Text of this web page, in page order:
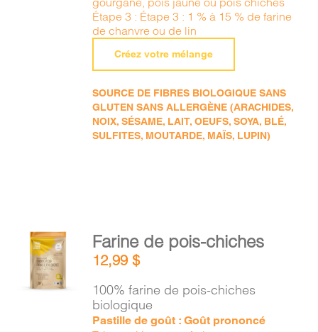
Étape 3 : Étape 3 : 1 % à 15 % de farine
de chanvre ou de lin
Créez votre mélange
SOURCE DE FIBRES BIOLOGIQUE SANS
GLUTEN SANS ALLERGÈNE (ARACHIDES,
NOIX, SÉSAME, LAIT, OEUFS, SOYA, BLÉ,
SULFITES, MOUTARDE, MAÏS, LUPIN)
AJOUTER
AU
PANIER
Farine de pois-chiches
12,99$
100% farine de pois-chiches
biologique
Pastille de goût : Goût prononcé